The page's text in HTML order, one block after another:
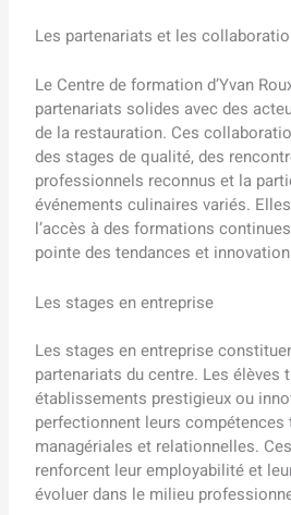
Les partenariats et les
Le Centre de formation d’Yvan
partenariats solides avec des
de la restauration. Ces
des stages de qualité, des
professionnels reconnus et la
événements culinaires variés.
l’accès à des formations
pointe des tendances et
Les stages en entreprise
Les stages en entreprise
partenariats du centre. Les élèves
établissements prestigieux ou
perfectionnent leurs compétences
managériales et relationnelles.
renforcent leur employabilité et
évoluer dans le milieu